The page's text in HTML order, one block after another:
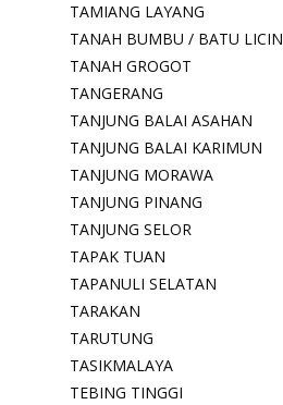
TAMIANG LAYANG
TANAH BUMBU / BATU LICIN
TANAH GROGOT
TANGERANG
TANJUNG BALAI ASAHAN
TANJUNG BALAI KARIMUN
TANJUNG MORAWA
TANJUNG PINANG
TANJUNG SELOR
TAPAK TUAN
TAPANULI SELATAN
TARAKAN
TARUTUNG
TASIKMALAYA
TEBING TINGGI